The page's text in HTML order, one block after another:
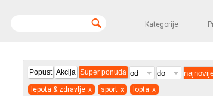
Kategorije
Popust Akcija Super ponuda
lepota & zdravlje x sport x lopta x